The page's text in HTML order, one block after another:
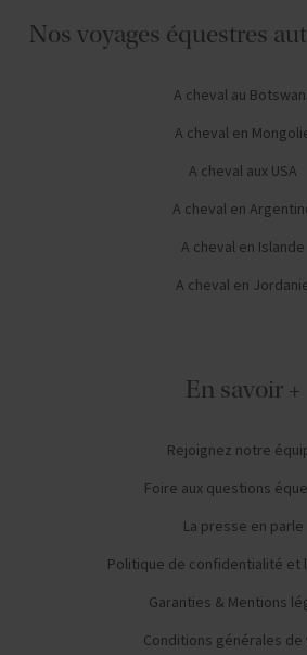
Nos voyages équestres
A cheval au
A cheval en
A cheval aux USA
A cheval en
A cheval en Islande
A cheval en
En savoir +
Rejoignez notre
Foire aux questions
La presse en parle
Politique de confidentialité et
Garanties & Mentions
Conditions générales